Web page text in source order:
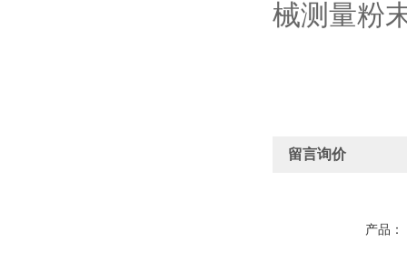
械测量粉
留言询价
产品：